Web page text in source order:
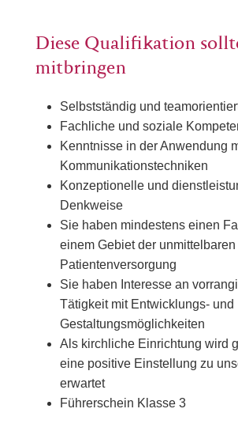
Diese Qualifikation
mitbringen
Selbstständig und
Fachliche und soziale
Kenntnisse in der Anwendung
Kommunikationstechniken
Konzeptionelle und
Denkweise
Sie haben mindestens einen
einem Gebiet der unmittelbaren
Patientenversorgung
Sie haben Interesse an
Tätigkeit mit Entwicklungs- und
Gestaltungsmöglichkeiten
Als kirchliche Einrichtung wird
eine positive Einstellung zu
erwartet
Führerschein Klasse 3